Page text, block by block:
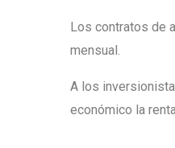
Los contratos de
mensual.
A los
económico la